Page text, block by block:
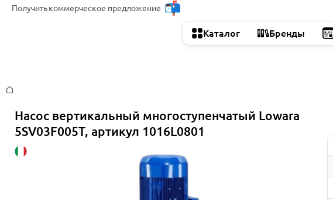
Получитькоммерческое предложение
Каталог Бренды
Насос вертикальный многоступенчатый Lowara
5SV03F005T, артикул 1016L0801